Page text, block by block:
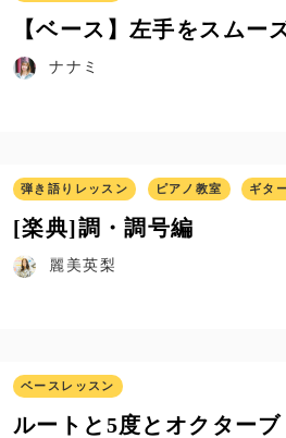
【ベース】左手をスムー
ナナミ
弾き語りレッスン ピアノ教室 ギタ
[楽典]調・調号編
麗美英梨
ベースレッスン
ルートと5度とオクターブ